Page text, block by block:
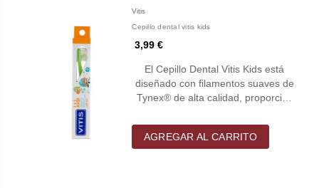
Vitis
Cepillo dental vitis kids
3,99 €
El Cepillo Dental Vitis Kids está
diseñado con filamentos suaves de
Tynex® de alta calidad, proporci…
AGREGAR AL CARRITO